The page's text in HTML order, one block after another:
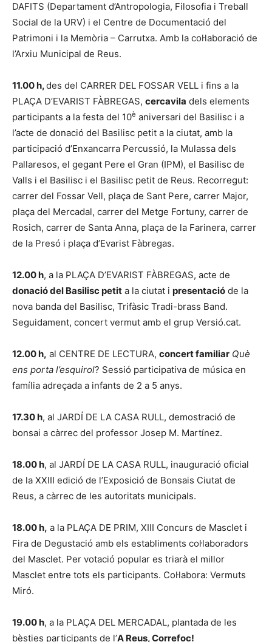
DAFITS (Departament d’Antropologia, Filosofia i Treball
Social de la URV) i el Centre de Documentació del
Patrimoni i la Memòria – Carrutxa. Amb la col·laboració de
l’Arxiu Municipal de Reus.
11.00 h,des del CARRER DEL FOSSAR VELL i fins a la
PLAÇA D’EVARIST FÀBREGAS, cercavila dels elements
participants a la festa del 10è aniversari del Basilisc i a
l’acte de donació del Basilisc petit a la ciutat, amb la
participació d’Enxancarra Percussió, la Mulassa dels
Pallaresos, el gegant Pere el Gran (IPM), el Basilisc de
Valls i el Basilisc i el Basilisc petit de Reus. Recorregut:
carrer del Fossar Vell, plaça de Sant Pere, carrer Major,
plaça del Mercadal, carrer del Metge Fortuny, carrer de
Rosich, carrer de Santa Anna, plaça de la Farinera, carrer
de la Presó i plaça d’Evarist Fàbregas.
12.00 h, a la PLAÇA D’EVARIST FÀBREGAS, acte de
donació del Basilisc petit a la ciutat i presentació de la
nova banda del Basilisc, Trifàsic Tradi-brass Band.
Seguidament, concert vermut amb el grup Versió.cat.
12.00 h, al CENTRE DE LECTURA, concert familiar Què
ens porta l’esquirol? Sessió participativa de música en
família adreçada a infants de 2 a 5 anys.
17.30 h, al JARDÍ DE LA CASA RULL, demostració de
bonsai a càrrec del professor Josep M. Martínez.
18.00 h, al JARDÍ DE LA CASA RULL, inauguració oficial
de la XXIII edició de l’Exposició de Bonsais Ciutat de
Reus, a càrrec de les autoritats municipals.
18.00 h, a la PLAÇA DE PRIM, XIII Concurs de Masclet i
Fira de Degustació amb els establiments col·laboradors
del Masclet. Per votació popular es triarà el millor
Masclet entre tots els participants. Col·labora: Vermuts
Miró.
19.00 h, a la PLAÇA DEL MERCADAL, plantada de les
bèsties participants de l’A Reus, Correfoc!